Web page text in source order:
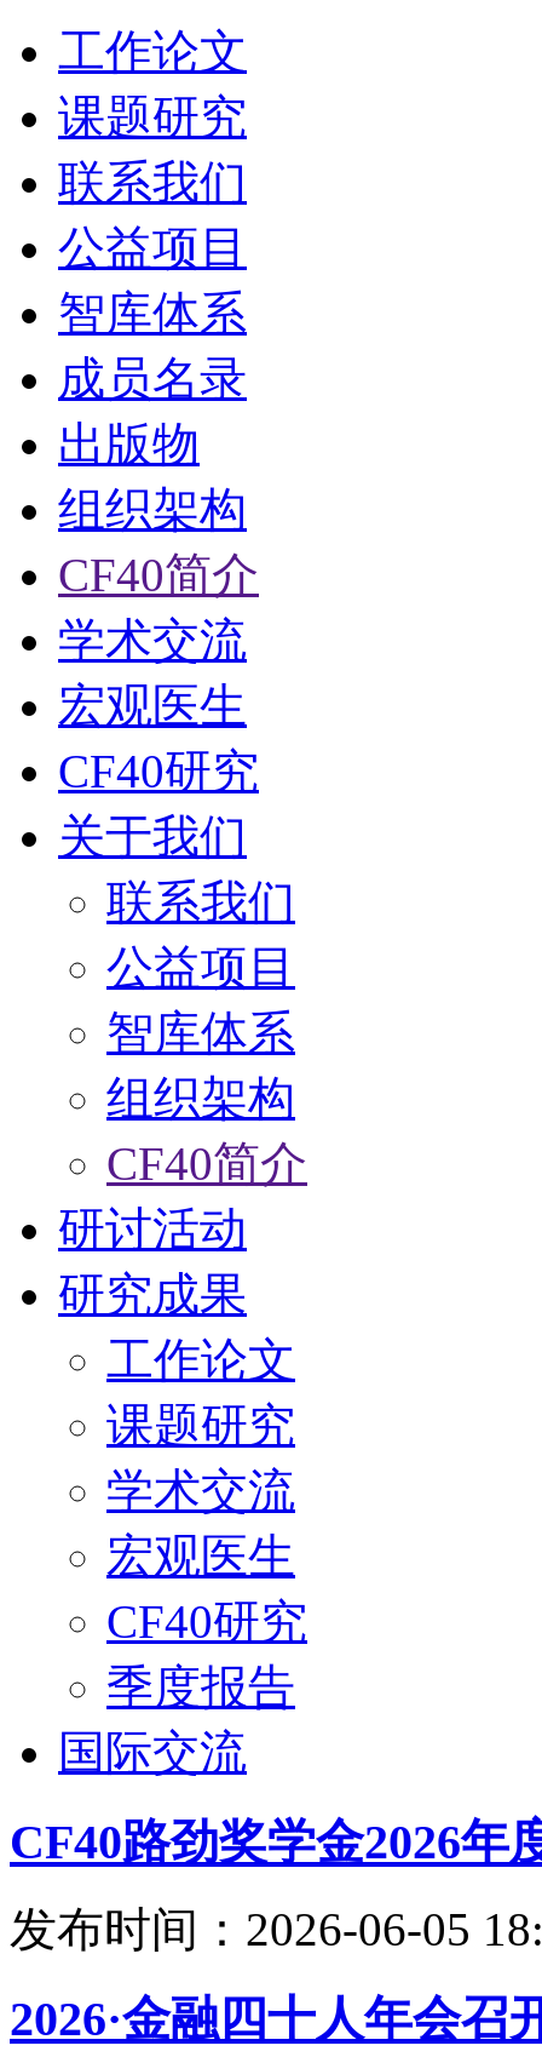
工作论文
课题研究
联系我们
公益项目
智库体系
成员名录
出版物
组织架构
CF40简介
学术交流
宏观医生
CF40研究
关于我们
联系我们
公益项目
智库体系
组织架构
CF40简介
研讨活动
研究成果
工作论文
课题研究
学术交流
宏观医生
CF40研究
季度报告
国际交流
CF40路劲奖学金2026年
发布时间：2026-06-05
2026·金融四十人年会